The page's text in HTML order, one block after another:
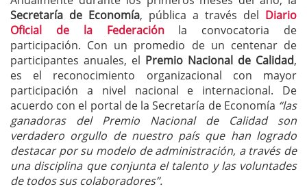
Secretaría de Economía, pública a través del Diario
Oficial de la Federaciónla convocatoria de
participación. Con un promedio de un centenar de
participantes anuales, el Premio Nacional de Calidad,
es el reconocimiento organizacional con mayor
participación a nivel nacional e internacional. De
acuerdo con el portal de la Secretaría de Economía “las
ganadoras del Premio Nacional de Calidad son
verdadero orgullo de nuestro país que han logrado
destacar por su modelo de administración, a través de
una disciplina que conjunta el talento y las voluntades
de todos sus colaboradores”.